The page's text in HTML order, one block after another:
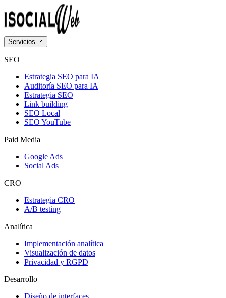
Servicios
SEO
Estrategia SEO para IA
Auditoría SEO para IA
Estrategia SEO
Link building
SEO Local
SEO YouTube
Paid Media
Google Ads
Social Ads
CRO
Estrategia CRO
A/B testing
Analítica
Implementación analítica
Visualización de datos
Privacidad y RGPD
Desarrollo
Diseño de interfaces